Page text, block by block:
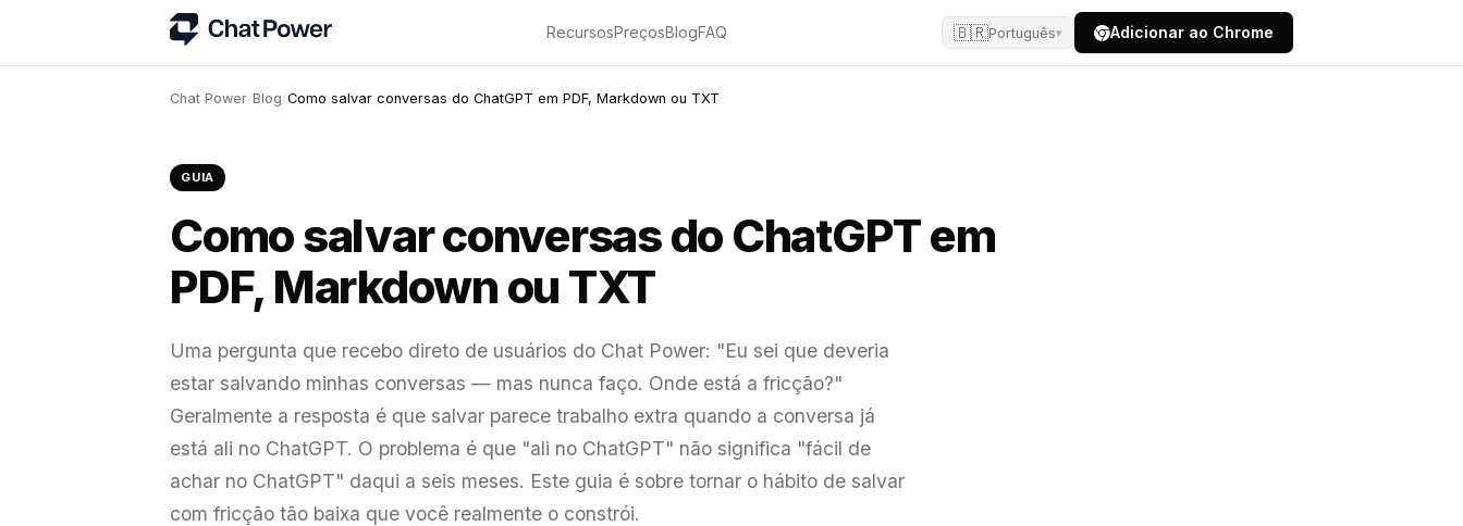
RecursosPreçosBlogFAQ 🇧🇷Português▾ Adicionar ao Chrome
Chat Power/Blog/Como salvar conversas do ChatGPT em PDF, Markdown ou TXT
GUIA
Como salvar conversas do ChatGPT em
PDF, Markdown ou TXT
Uma pergunta que recebo direto de usuários do Chat Power: "Eu sei que deveria
estar salvando minhas conversas — mas nunca faço. Onde está a fricção?"
Geralmente a resposta é que salvar parece trabalho extra quando a conversa já
está ali no ChatGPT. O problema é que "ali no ChatGPT" não significa "fácil de
achar no ChatGPT" daqui a seis meses. Este guia é sobre tornar o hábito de salvar
com fricção tão baixa que você realmente o constrói.